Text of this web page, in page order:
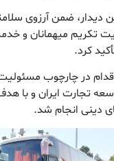
دیدار، ضمن آرزوی
تکریم میهمانان و
کرد.
در چارچوب
تجارت ایران و با
دینی انجام شد.